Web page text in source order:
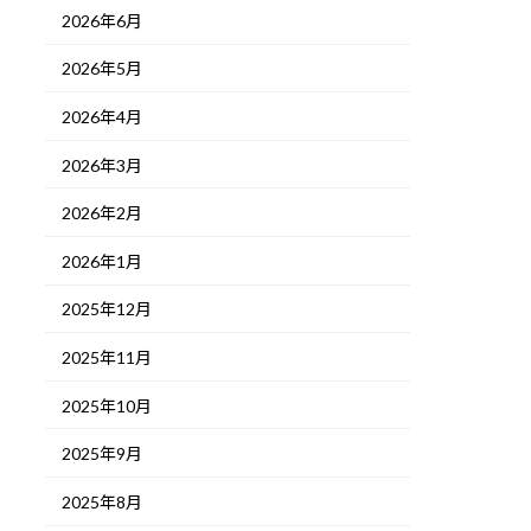
2026年6月
2026年5月
2026年4月
2026年3月
2026年2月
2026年1月
2025年12月
2025年11月
2025年10月
2025年9月
2025年8月